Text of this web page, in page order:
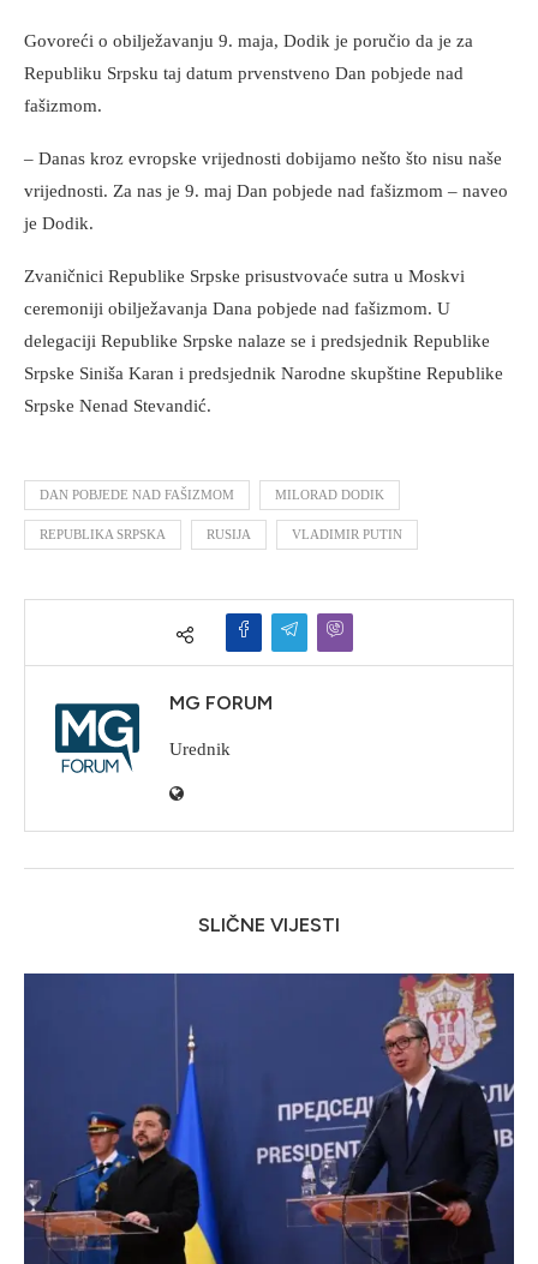
Govoreći o obilježavanju 9. maja, Dodik je poručio da je za
Republiku Srpsku taj datum prvenstveno Dan pobjede nad
fašizmom.
– Danas kroz evropske vrijednosti dobijamo nešto što nisu naše
vrijednosti. Za nas je 9. maj Dan pobjede nad fašizmom – naveo
je Dodik.
Zvaničnici Republike Srpske prisustvovaće sutra u Moskvi
ceremoniji obilježavanja Dana pobjede nad fašizmom. U
delegaciji Republike Srpske nalaze se i predsjednik Republike
Srpske Siniša Karan i predsjednik Narodne skupštine Republike
Srpske Nenad Stevandić.
DAN POBJEDE NAD FAŠIZMOM MILORAD DODIK
REPUBLIKA SRPSKA RUSIJA VLADIMIR PUTIN
MG FORUM
Urednik
SLIČNE VIJESTI